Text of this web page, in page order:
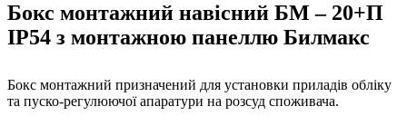
Бокс монтажний навісний БМ – 20+П
IP54 з монтажною панеллю Билмакс
Бокс монтажний призначений для установки приладів обліку
та пуско-регулюючої апаратури на розсуд споживача.